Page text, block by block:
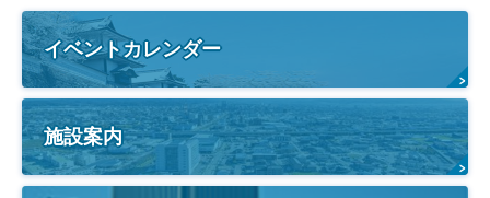
イベントカレンダー
施設案内